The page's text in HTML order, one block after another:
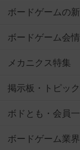
ボードゲームの
ボードゲーム会
メカニクス特集
掲示板・トピッ
ボドとも・会員
ボードゲーム業